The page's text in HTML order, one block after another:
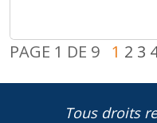
PAGE 1 DE 9 1 2 3
Tous droits